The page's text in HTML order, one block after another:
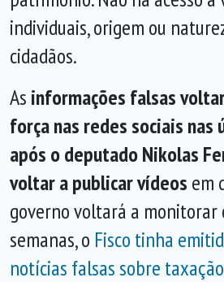
individuais, origem ou
cidadãos.
As informações falsas
força nas redes sociais nas
após o deputado Nikolas
voltar a publicar vídeos em
governo voltará a monitorar
semanas, o Fisco tinha
notícias falsas sobre